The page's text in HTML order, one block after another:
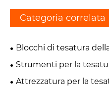
Categoria correlata
Blocchi di tesatura
Strumenti per la
trasmissione
Attrezzatura per la